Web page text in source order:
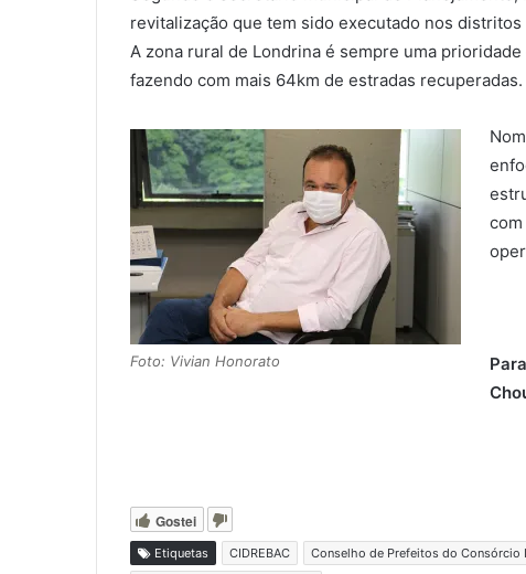
revitalização que tem sido executado nos
A zona rural de Londrina é sempre uma
fazendo com mais 64km de estradas
Foto: Vivian Honorato
Gostei
Etiquetas CIDREBAC Conselho de Prefeitos do Consórcio